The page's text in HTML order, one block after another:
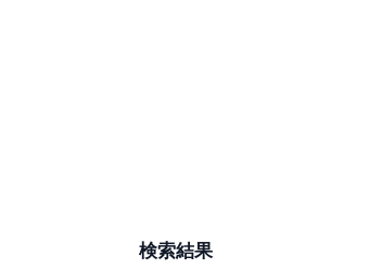
検索結果